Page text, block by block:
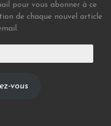
pour vous abonner à ce
de chaque nouvel article
vous